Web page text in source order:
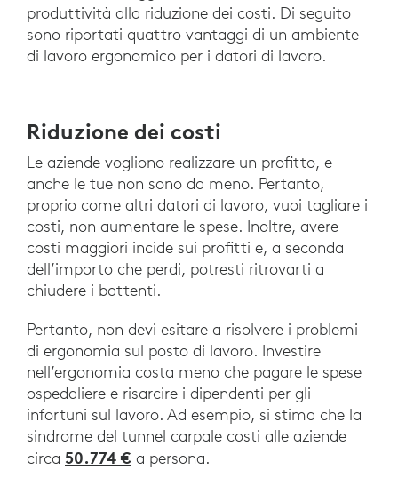
produttività alla riduzione dei costi. Di seguito
sono riportati quattro vantaggi di un ambiente
di lavoro ergonomico per i datori di lavoro.
Riduzione dei costi
Le aziende vogliono realizzare un profitto, e
anche le tue non sono da meno. Pertanto,
proprio come altri datori di lavoro, vuoi tagliare i
costi, non aumentare le spese. Inoltre, avere
costi maggiori incide sui profitti e, a seconda
dell’importo che perdi, potresti ritrovarti a
chiudere i battenti.
Pertanto, non devi esitare a risolvere i problemi
di ergonomia sul posto di lavoro. Investire
nell’ergonomia costa meno che pagare le spese
ospedaliere e risarcire i dipendenti per gli
infortuni sul lavoro. Ad esempio, si stima che la
sindrome del tunnel carpale costi alle aziende
circa 50.774 € a persona.